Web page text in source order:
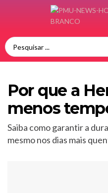
Por que a
menos
Saiba como garantir a
mesmo nos dias mais